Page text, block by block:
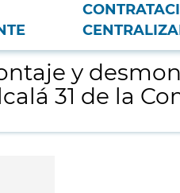
de la exposición “la Ribot
y
31 de la